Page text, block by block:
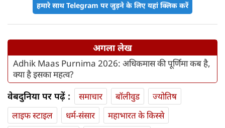
हमारे साथ Telegram पर जुड़ने के लिए यहां क्लिक करें
अगला लेख
Adhik Maas Purnima 2026: अधिकमास की पूर्णिमा कब है,
क्या है इसका महत्व?
वेबदुनिया पर पढ़ें : समाचार बॉलीवुड
ज्योतिष
लाइफ स्‍टाइल
धर्म-संसार
महाभारत के किस्से